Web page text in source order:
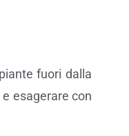
fuori dalla
esagerare con